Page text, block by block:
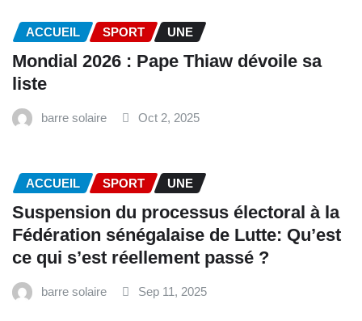
ACCUEIL SPORT UNE
Mondial 2026 : Pape Thiaw dévoile sa
liste
barre solaire Oct 2, 2025
ACCUEIL SPORT UNE
‎Suspension du processus électoral à la
Fédération sénégalaise de Lutte: Qu’est
ce qui s’est réellement passé ? ‎‎
barre solaire Sep 11, 2025